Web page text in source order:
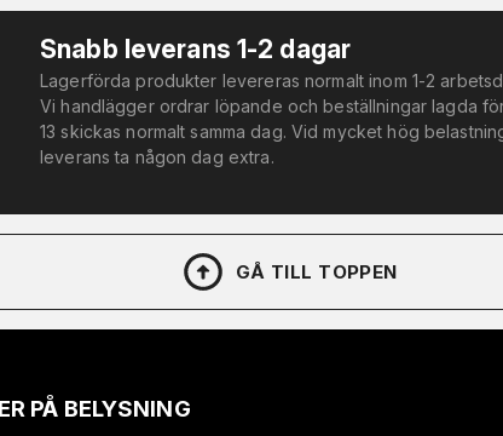
Snabb leverans 1-2 dagar
Lagerförda produkter levereras normalt inom 1-2
Vi handlägger ordrar löpande och beställningar lagda
13 skickas normalt samma dag. Vid mycket hög
leverans ta någon dag extra.
GÅ TILL TOPPEN
PÅ BELYSNING